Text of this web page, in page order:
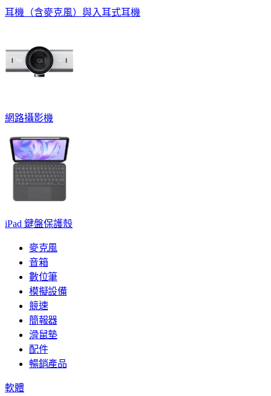
耳機（含麥克風）與入耳式耳機
網路攝影機
iPad 鍵盤保護殼
麥克風
音箱
數位筆
模擬設備
競速
簡報器
滑鼠墊
配件
暢銷產品
軟體